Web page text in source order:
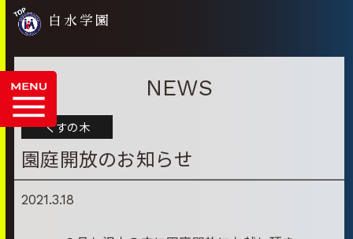
白水学園
NEWS
くすの木
園庭開放のお知らせ
2021.3.18